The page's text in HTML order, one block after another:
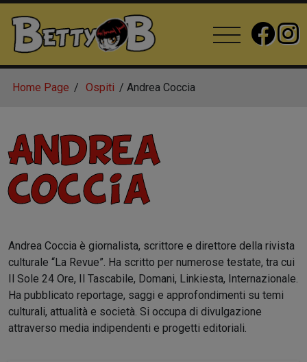
Home Page Ospiti Andrea Coccia
Andrea
Coccia
Andrea Coccia è giornalista, scrittore e direttore della rivista
culturale “La Revue”. Ha scritto per numerose testate, tra cui
Il Sole 24 Ore, Il Tascabile, Domani, Linkiesta, Internazionale.
Ha pubblicato reportage, saggi e approfondimenti su temi
culturali, attualità e società. Si occupa di divulgazione
attraverso media indipendenti e progetti editoriali.